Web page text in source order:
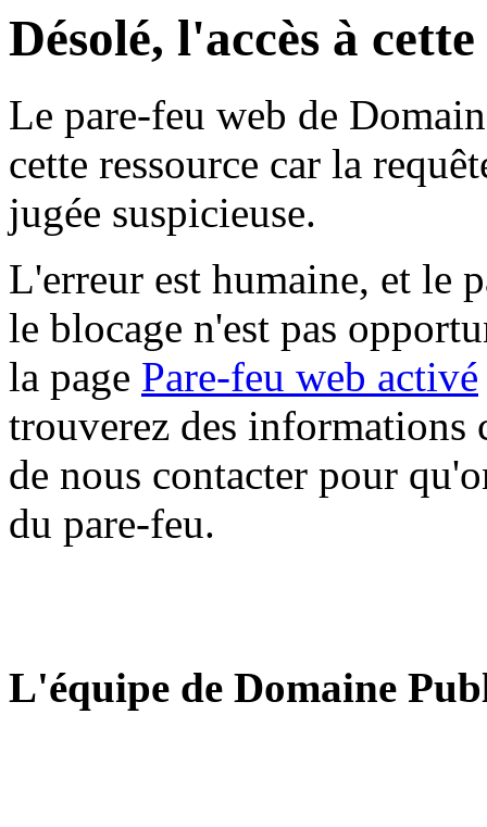
Désolé, l'accès à
Le pare-feu web de
cette ressource car la
jugée suspicieuse.
L'erreur est humaine, et le
le blocage n'est pas
la page Pare-feu web activé
trouverez des informations
de nous contacter pour
du pare-feu.
L'équipe de Domaine